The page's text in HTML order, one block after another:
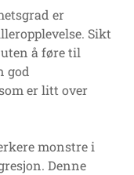
er
Sikt
å føre til
god
er litt over
monstre i
Denne